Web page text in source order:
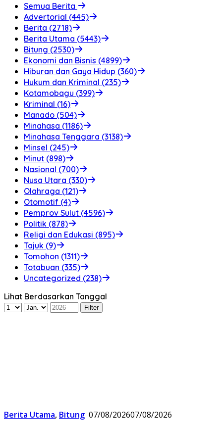
Semua Berita
Advertorial (445)
Berita (2718)
Berita Utama (5443)
Bitung (2530)
Ekonomi dan Bisnis (4899)
Hiburan dan Gaya Hidup (360)
Hukum dan Kriminal (235)
Kotamobagu (399)
Kriminal (16)
Manado (504)
Minahasa (1186)
Minahasa Tenggara (3138)
Minsel (245)
Minut (898)
Nasional (700)
Nusa Utara (330)
Olahraga (121)
Otomotif (4)
Pemprov Sulut (4596)
Politik (878)
Religi dan Edukasi (895)
Tajuk (9)
Tomohon (1311)
Totabuan (335)
Uncategorized (238)
Lihat Berdasarkan Tanggal
Berita Utama, Bitung 07/08/202607/08/2026